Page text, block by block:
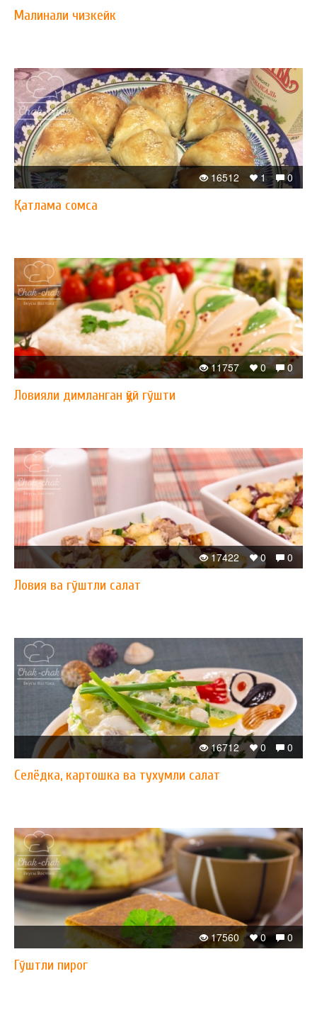
Малинали чизкейк
0
1
16512
Қатлама сомса
0
0
11757
Ловияли димланган қўй гўшти
0
0
17422
Ловия ва гўштли салат
0
0
16712
Селёдка, картошка ва тухумли салат
0
0
17560
Гўштли пирог